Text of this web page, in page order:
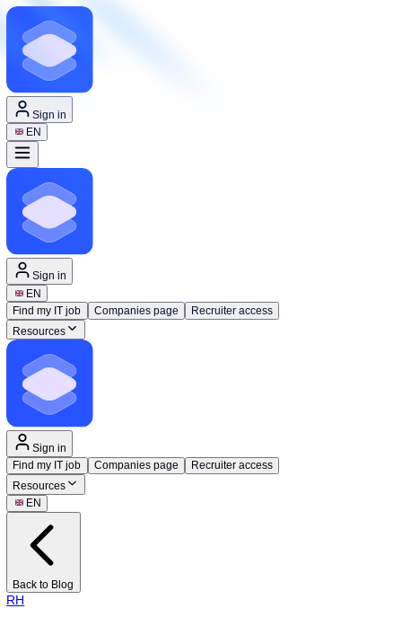
Sign in
EN
Sign in
EN
Find my IT job
Resources
Sign in
Find my IT job
Resources
EN